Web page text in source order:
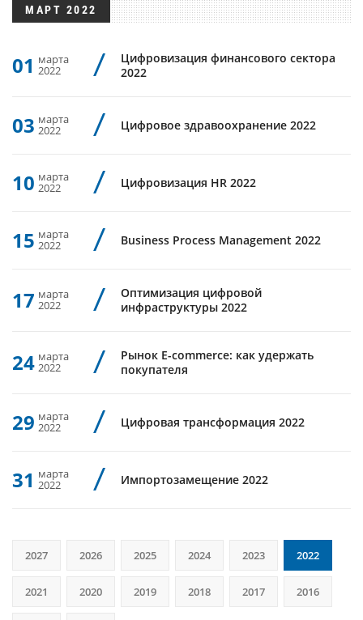
МАРТ 2022
01 марта
2022
Цифровизация финансового сектора
2022
03 марта
2022 Цифровое здравоохранение 2022
10 марта
2022 Цифровизация HR 2022
15 марта
2022 Business Process Management 2022
17 марта
2022
Оптимизация цифровой
инфраструктуры 2022
24 марта
2022
Рынок E-commerce: как удержать
покупателя
29 марта
2022 Цифровая трансформация 2022
31 марта
2022 Импортозамещение 2022
2027 2026 2025 2024 2023 2022
2021 2020 2019 2018 2017 2016